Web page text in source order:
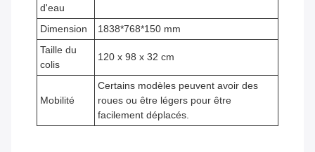
d'eau
Dimension
1838*768*150 mm
Taille du
colis
120 x 98 x 32 cm
Mobilité
Certains modèles peuvent avoir des
roues ou être légers pour être
facilement déplacés.